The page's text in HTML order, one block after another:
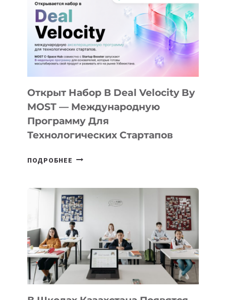
AI
YOUTH
CAMP
ДАЛ
30
ПОДРОСТКАМ
БИЛЕТ
ПРЕДПРИНИМАТЕЛЬСТВО
Открыт Набор В Deal Velocity By
MOST — Международную
Программу Для
Технологических Стартапов
ПОДРОБНЕЕ ОТКРЫТ
DEAL
VELOCITY
BY
MOST
—
МЕЖДУНАРОДНУЮ
ПРОГРАММУ
ДЛЯ
ТЕХНОЛОГИЧЕСКИХ